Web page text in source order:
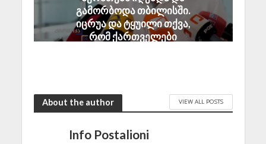
გამორბოდა თბილისში.
იცრუა და ტყუილი თქვა,
რომ ქართველები
About the author VIEW ALL POSTS
Info Postalioni